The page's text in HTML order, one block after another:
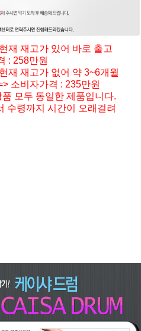
재 재고가 있어 바로 출고
: 258만원
재 재고가 없어 약 3~6개월
소비자가격 : 235만원
모두 동일한 제품입니다.
수령까지 시간이 오래걸려